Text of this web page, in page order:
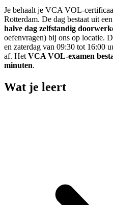
Je behaalt je VCA VOL-
Rotterdam. De dag bestaat uit een
halve dag zelfstandig
oefenvragen) bij ons op locatie.
en zaterdag van 09:30 tot 16:00
af. Het VCA VOL-examen
minuten.
Wat je leert